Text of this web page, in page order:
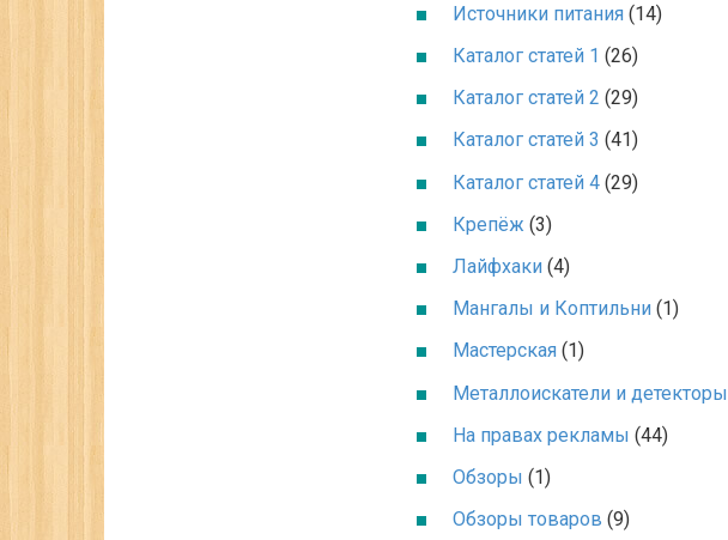
Источники питания (14)
Каталог статей 1 (26)
Каталог статей 2 (29)
Каталог статей 3 (41)
Каталог статей 4 (29)
Крепёж (3)
Лайфхаки (4)
Мангалы и Коптильни (1)
Мастерская (1)
Металлоискатели и детекторы
На правах рекламы (44)
Обзоры (1)
Обзоры товаров (9)